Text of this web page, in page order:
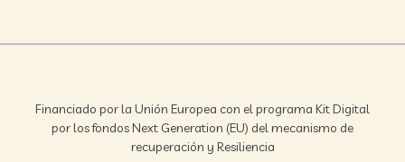
Financiado por la Unión Europea con el programa Kit Digital
por los fondos Next Generation (EU) del mecanismo de
recuperación y Resiliencia